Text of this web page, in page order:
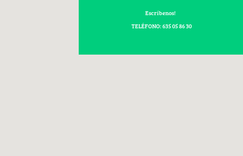
Escríbenos!
TELÉFONO: 635 05 86 30